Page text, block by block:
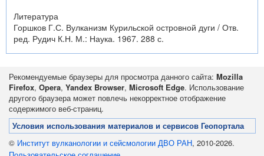
Литература
Горшков Г.С. Вулканизм Курильской островной дуги / Отв.
ред. Рудич К.Н. М.: Наука. 1967. 288 с.
Рекомендуемые браузеры для просмотра данного сайта: Mozilla
Firefox, Opera, Yandex Browser, Microsoft Edge. Использование
другого браузера может повлечь некорректное отображение
содержимого веб-страниц.
Условия использования материалов и сервисов Геопортала
© Институт вулканологии и сейсмологии ДВО РАН, 2010-2026.